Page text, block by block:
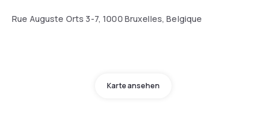
Rue Auguste Orts 3-7, 1000 Bruxelles, Belgique
Karte ansehen